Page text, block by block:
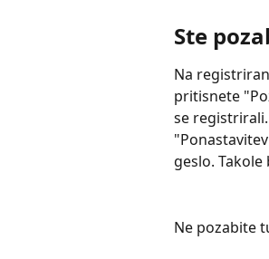
Ste
Na
pritisnete
se
geslo.
Ne pozabite